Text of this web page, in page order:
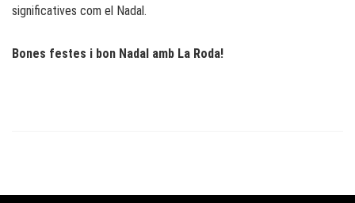
significatives com el Nadal.
Bones festes i bon Nadal amb La Roda!